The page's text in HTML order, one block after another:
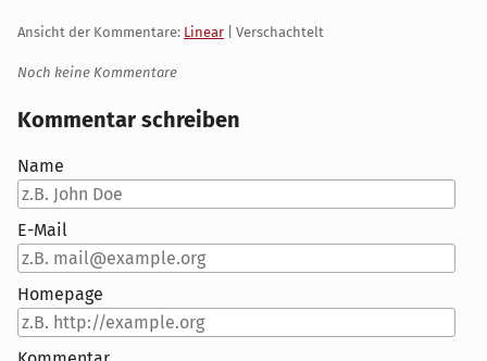
Ansicht der Kommentare: Linear | Verschachtelt
Noch keine Kommentare
Kommentar schreiben
Name
E-Mail
Homepage